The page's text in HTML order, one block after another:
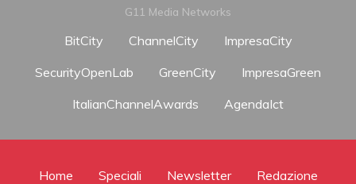
G11 Media Networks
BitCity ChannelCity
ImpresaCity
SecurityOpenLab
GreenCity
ImpresaGreen
ItalianChannelAwards
AgendaIct
Home Speciali Newsletter Redazione